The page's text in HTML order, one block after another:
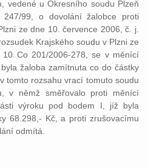
vedené u Okresního soudu Plzeň
99, o dovolání žalobce proti
ze dne 10. července 2006, č. j.
Krajského soudu v Plzni ze
Co 201/2006-278, se v měnící
žaloba zamítnuta co do částky
tomto rozsahu vrací tomuto soudu
v němž směřovalo proti měnící
výroku pod bodem I, jíž byla
68.298,- Kč, a proti zrušovacímu
odmítá.